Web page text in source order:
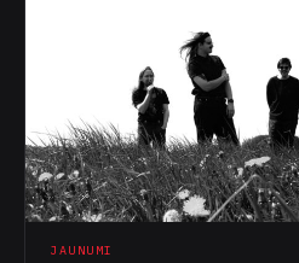
JAUNUMI